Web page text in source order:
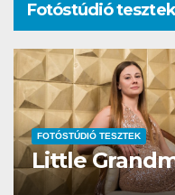
Fotóstúdió tesztek
Stúdió